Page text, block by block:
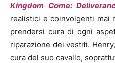
Kingdom Come:
realistici e coinvolgenti mai
prendersi cura di ogni
riparazione dei vestiti.
cura del suo cavallo,